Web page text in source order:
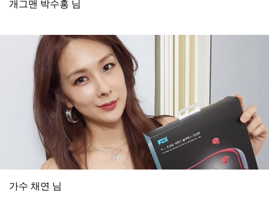
개그맨 박수홍 님
가수 채연 님